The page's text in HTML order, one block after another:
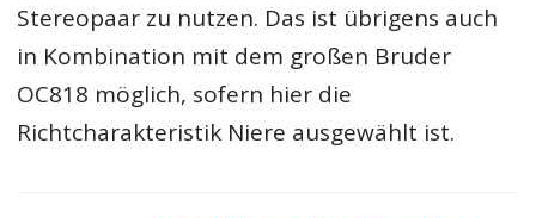
Stereopaar zu nutzen. Das ist übrigens auch
in Kombination mit dem großen Bruder
OC818 möglich, sofern hier die
Richtcharakteristik Niere ausgewählt ist.